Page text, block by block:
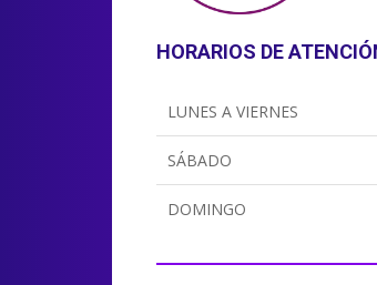
HORARIOS DE
LUNES A VIERNES
SÁBADO
DOMINGO